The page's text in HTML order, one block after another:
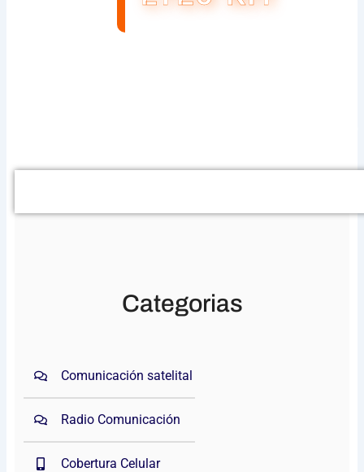
Categorias
Comunicación satelital
Radio Comunicación
Cobertura Celular